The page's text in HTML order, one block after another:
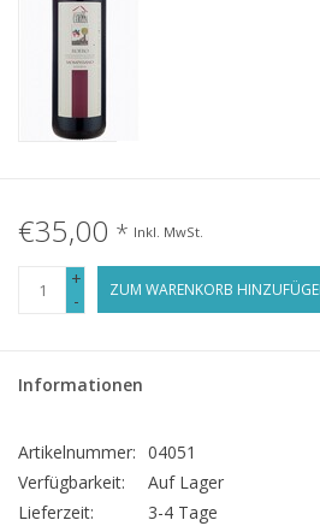
€35,00 * Inkl. MwSt.
+
-
ZUM WARENKORB
Informationen
Artikelnummer: 04051
Verfügbarkeit:
Auf Lager
Lieferzeit:
3-4 Tage